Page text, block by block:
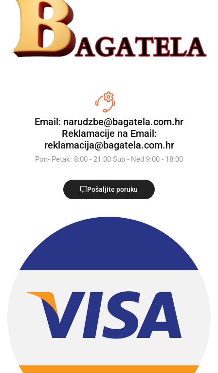
Email: narudzbe@bagatela.com.hr
Reklamacije na Email:
reklamacija@bagatela.com.hr
Pon- Petak: 8:00 - 21:00 Sub - Ned 9:00 - 18:00
Pošaljite poruku